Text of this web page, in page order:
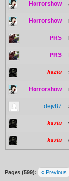
Horrorshow
Horrorshow
PRS
PRS
kaziu
Horrorshow
dejv87
kaziu
kaziu
Pages (599): « Previous